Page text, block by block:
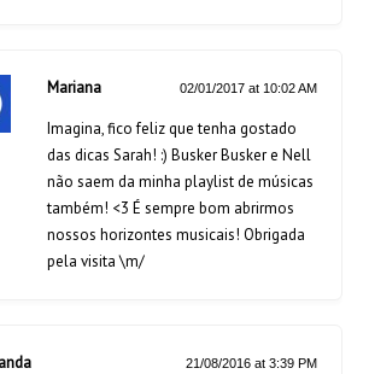
Mariana 02/01/2017 at 10:02 AM
Imagina, fico feliz que tenha gostado
das dicas Sarah! :) Busker Busker e Nell
não saem da minha playlist de músicas
também! <3 É sempre bom abrirmos
nossos horizontes musicais! Obrigada
pela visita \m/
21/08/2016 at 3:39 PM